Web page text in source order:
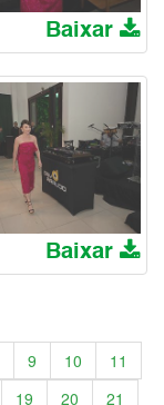
Baixar
Baixar
9 10
11
19 20
21